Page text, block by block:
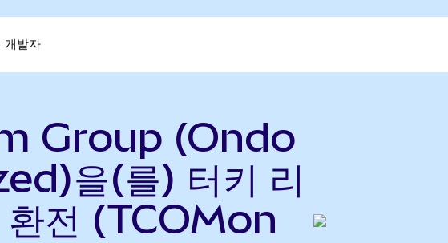
개발자
Group (Ondo
을(를) 터키 리
환전 (TCOMon